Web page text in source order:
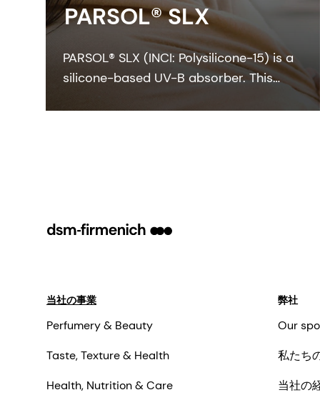
PARSOL® SLX
PARSOL® SLX (INCI: Polysilicone-15) is a
silicone-based UV-B absorber. This
当社の事業
Perfumery & Beauty
Taste, Texture & Health
Health, Nutrition & Care
弊社
Our
私たち
当社の